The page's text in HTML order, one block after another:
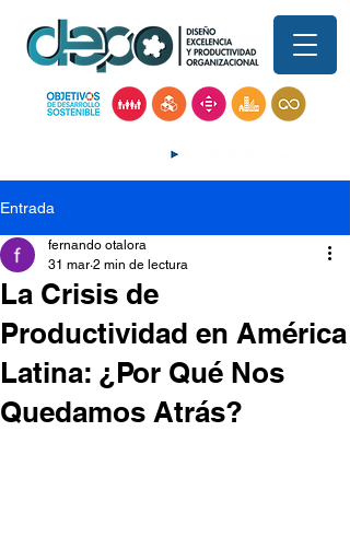
Entrada
La Crisis de
Productividad en América
Latina: ¿Por Qué Nos
Quedamos Atrás?
fernando otalora
31 mar 2 min de lectura